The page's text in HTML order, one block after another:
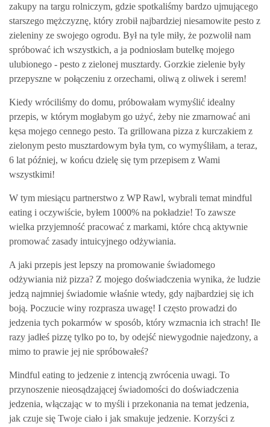
zakupy na targu rolniczym, gdzie spotkaliśmy bardzo ujmującego
starszego mężczyznę, który zrobił najbardziej niesamowite pesto z
zieleniny ze swojego ogrodu. Był na tyle miły, że pozwolił nam
spróbować ich wszystkich, a ja podniosłam butelkę mojego
ulubionego - pesto z zielonej musztardy. Gorzkie zielenie były
przepyszne w połączeniu z orzechami, oliwą z oliwek i serem!
Kiedy wróciliśmy do domu, próbowałam wymyślić idealny
przepis, w którym mogłabym go użyć, żeby nie zmarnować ani
kęsa mojego cennego pesto. Ta grillowana pizza z kurczakiem z
zielonym pesto musztardowym była tym, co wymyśliłam, a teraz,
6 lat później, w końcu dzielę się tym przepisem z Wami
wszystkimi!
W tym miesiącu partnerstwo z WP Rawl, wybrali temat mindful
eating i oczywiście, byłem 1000% na pokładzie! To zawsze
wielka przyjemność pracować z markami, które chcą aktywnie
promować zasady intuicyjnego odżywiania.
A jaki przepis jest lepszy na promowanie świadomego
odżywiania niż pizza? Z mojego doświadczenia wynika, że ludzie
jedzą najmniej świadomie właśnie wtedy, gdy najbardziej się ich
boją. Poczucie winy rozprasza uwagę! I często prowadzi do
jedzenia tych pokarmów w sposób, który wzmacnia ich strach! Ile
razy jadłeś pizzę tylko po to, by odejść niewygodnie najedzony, a
mimo to prawie jej nie spróbowałeś?
Mindful eating to jedzenie z intencją zwrócenia uwagi. To
przynoszenie nieosądzającej świadomości do doświadczenia
jedzenia, włączając w to myśli i przekonania na temat jedzenia,
jak czuje się Twoje ciało i jak smakuje jedzenie. Korzyści z